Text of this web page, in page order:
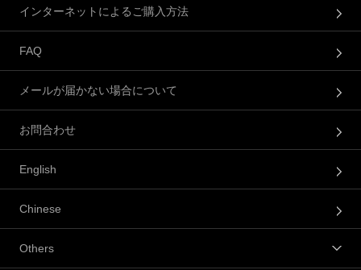
インターネットによるご購入方法
FAQ
メールが届かない場合について
お問合わせ
English
Chinese
Others